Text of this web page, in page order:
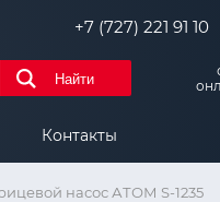
+7 (727) 221 91 10
Найти
Контакты
насос АТОМ S-1235